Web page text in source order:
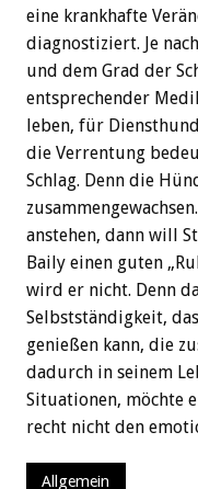
eine krankhafte
diagnostiziert. Je
und dem Grad der
entsprechender
leben, für
die Verrentung
Schlag. Denn die
anstehen, dann will
Baily einen guten
wird er nicht. Denn
Selbstständigkeit,
genießen kann, die
dadurch in seinem
Situationen, möchte
recht nicht den
Allgemein